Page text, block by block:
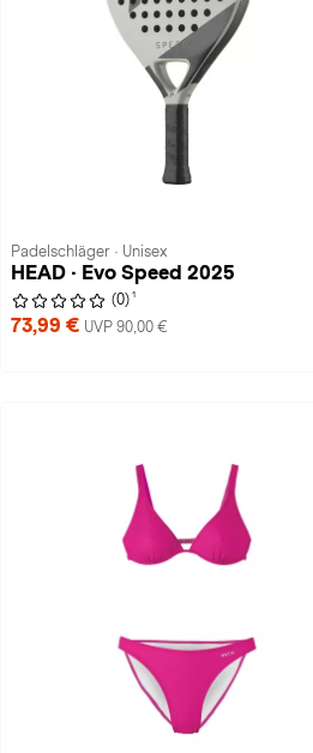
Padelschläger · Unisex
HEAD · Evo Speed 2025
(0) 1
73,99 € UVP 90,00 €